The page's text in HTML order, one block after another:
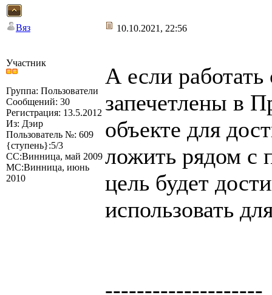
Вяз 10.10.2021, 22:56
Участник
Группа: Пользователи
Сообщений: 30
Регистрация: 13.5.2012
Из: Дэир
Пользователь №: 609
{ступень}:5/3
СС:Винница, май 2009
МС:Винница, июнь
2010
А если
запечетлены в
объекте для
ложить рядом с
цель будет
использовать
--------------------